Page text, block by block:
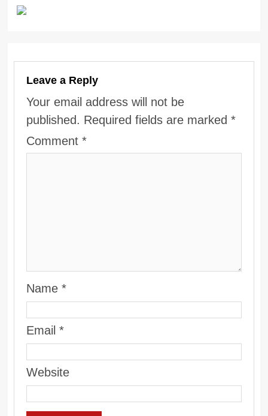
Leave a Reply
Your email address will not be
published. Required fields are marked*
Comment*
Name*
Email*
Website